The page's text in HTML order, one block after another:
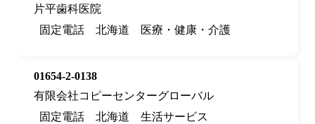
片平歯科医院
固定電話
北海道 医療・健康・介護
01654-2-0138
有限会社コピーセンターグローバル
固定電話
北海道 生活サービス